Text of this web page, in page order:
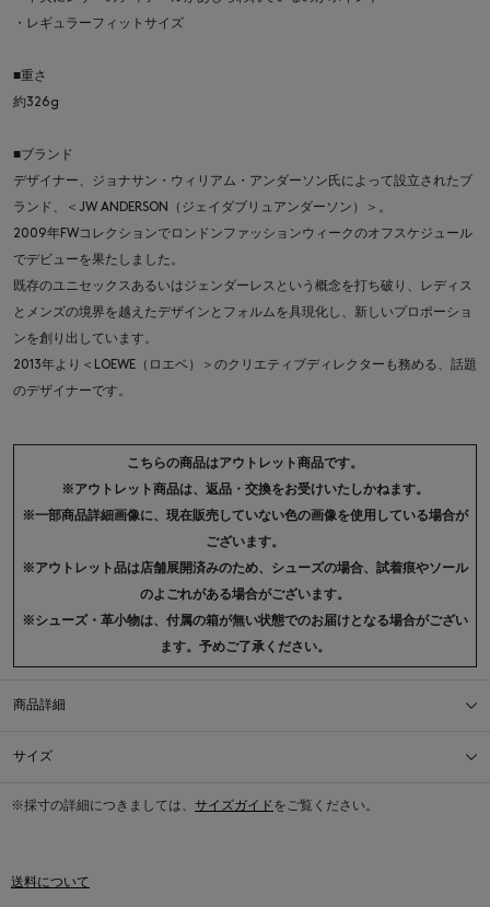
・レギュラーフィットサイズ
■重さ
約326g
■ブランド
デザイナー、ジョナサン・ウィリアム・アンダーソン氏によって設立されたブ
ランド、＜JW ANDERSON（ジェイダブリュアンダーソン）＞。
2009年FWコレクションでロンドンファッションウィークのオフスケジュール
でデビューを果たしました。
既存のユニセックスあるいはジェンダーレスという概念を打ち破り、レディス
とメンズの境界を越えたデザインとフォルムを具現化し、新しいプロポーショ
ンを創り出しています。
2013年より＜LOEWE（ロエベ）＞のクリエティブディレクターも務める、話題
のデザイナーです。
こちらの商品はアウトレット商品です。
※アウトレット商品は、返品・交換をお受けいたしかねます。
※一部商品詳細画像に、現在販売していない色の画像を使用している場合が
ございます。
※アウトレット品は店舗展開済みのため、シューズの場合、試着痕やソール
のよごれがある場合がございます。
※シューズ・革小物は、付属の箱が無い状態でのお届けとなる場合がござい
ます。予めご了承ください。
商品詳細
サイズ
※採寸の詳細につきましては、 サイズガイドをご覧ください。
送料について